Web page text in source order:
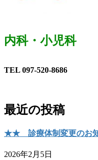
内科・小児科
TEL 097-520-8686
最近の投稿
★★ 診療体制変更の
2026年2月5日